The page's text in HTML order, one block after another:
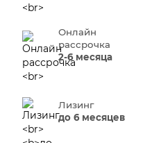
Онлайн
рассрочка
2-6 месяца
Лизинг
до 6 месяцев